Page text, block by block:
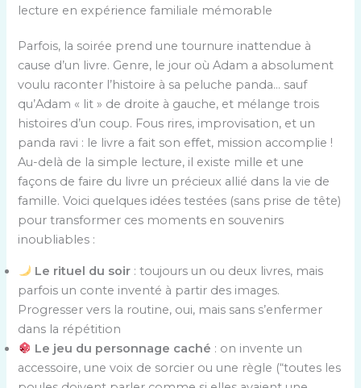
lecture en expérience familiale mémorable
Parfois, la soirée prend une tournure inattendue à
cause d’un livre. Genre, le jour où Adam a absolument
voulu raconter l’histoire à sa peluche panda… sauf
qu’Adam « lit » de droite à gauche, et mélange trois
histoires d’un coup. Fous rires, improvisation, et un
panda ravi : le livre a fait son effet, mission accomplie !
Au-delà de la simple lecture, il existe mille et une
façons de faire du livre un précieux allié dans la vie de
famille. Voici quelques idées testées (sans prise de tête)
pour transformer ces moments en souvenirs
inoubliables :
Le rituel du soir : toujours un ou deux livres, mais
parfois un conte inventé à partir des images.
Progresser vers la routine, oui, mais sans s’enfermer
dans la répétition
Le jeu du personnage caché : on invente un
accessoire, une voix de sorcier ou une règle (“toutes les